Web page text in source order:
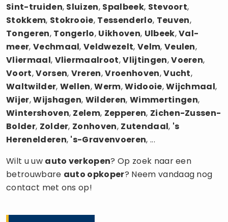
Sint-truiden, Sluizen, Spalbeek, Stevoort,
Stokkem, Stokrooie, Tessenderlo, Teuven,
Tongeren, Tongerlo, Uikhoven, Ulbeek,Val-
meer, Vechmaal,Veldwezelt, Velm, Veulen,
Vliermaal, Vliermaalroot,Vlijtingen,Voeren,
Voort,Vorsen, Vreren,Vroenhoven,Vucht,
Waltwilder, Wellen,Werm,Widooie,Wijchmaal,
Wijer,Wijshagen, Wilderen, Wimmertingen,
Wintershoven, Zelem, Zepperen, Zichen-Zussen-
Bolder, Zolder, Zonhoven, Zutendaal, 's
Herenelderen, 's-Gravenvoeren, ...
Wilt u uw auto verkopen? Op zoek naar een
betrouwbare auto opkoper? Neem vandaag nog
contact met ons op!